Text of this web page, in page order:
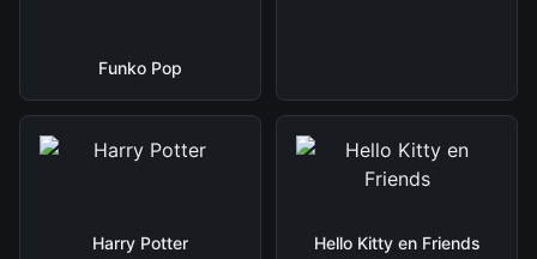
Funko Pop
Harry Potter Hello Kitty en Friends